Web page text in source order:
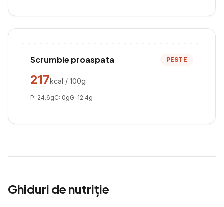
Scrumbie proaspata PESTE
217kcal / 100g
P: 24.6gC: 0gG: 12.4g
Ghiduri de nutriție